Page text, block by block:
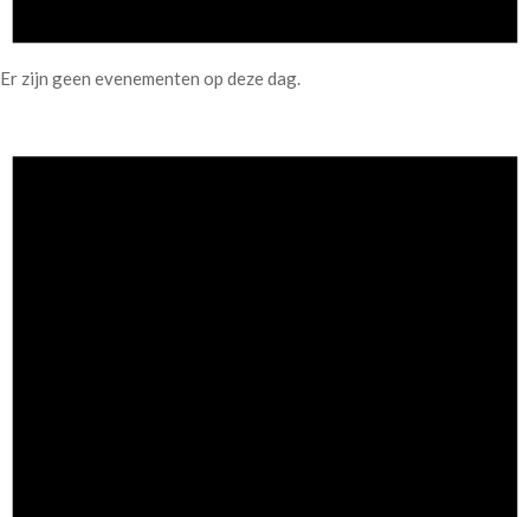
Er zijn geen evenementen op deze dag.